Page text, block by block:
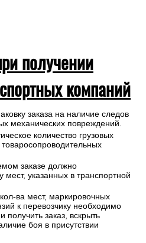
получении
компаний
заказа на наличие следов
механических повреждений.
количество грузовых
заказе должно
мест, указанных в транспортной
ва мест, маркировочных
к перевозчику необходимо
получить заказ, вскрыть
боя в присутствии